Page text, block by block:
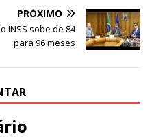
PRÓXIMO
INSS sobe de 84
para 96 meses